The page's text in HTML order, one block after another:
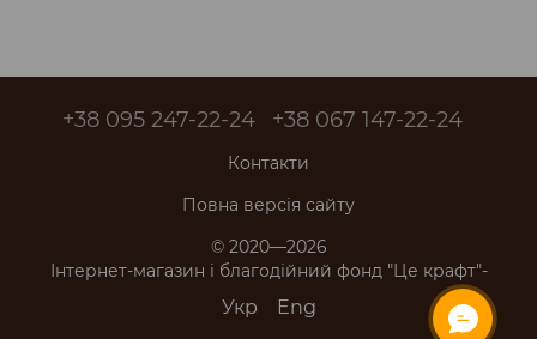
+38 095 247-22-24 +38 067 147-22-24
Контакти
Повна версія сайту
© 2020—2026
Інтернет-магазин і благодійний фонд "Це крафт"-
Укр Eng